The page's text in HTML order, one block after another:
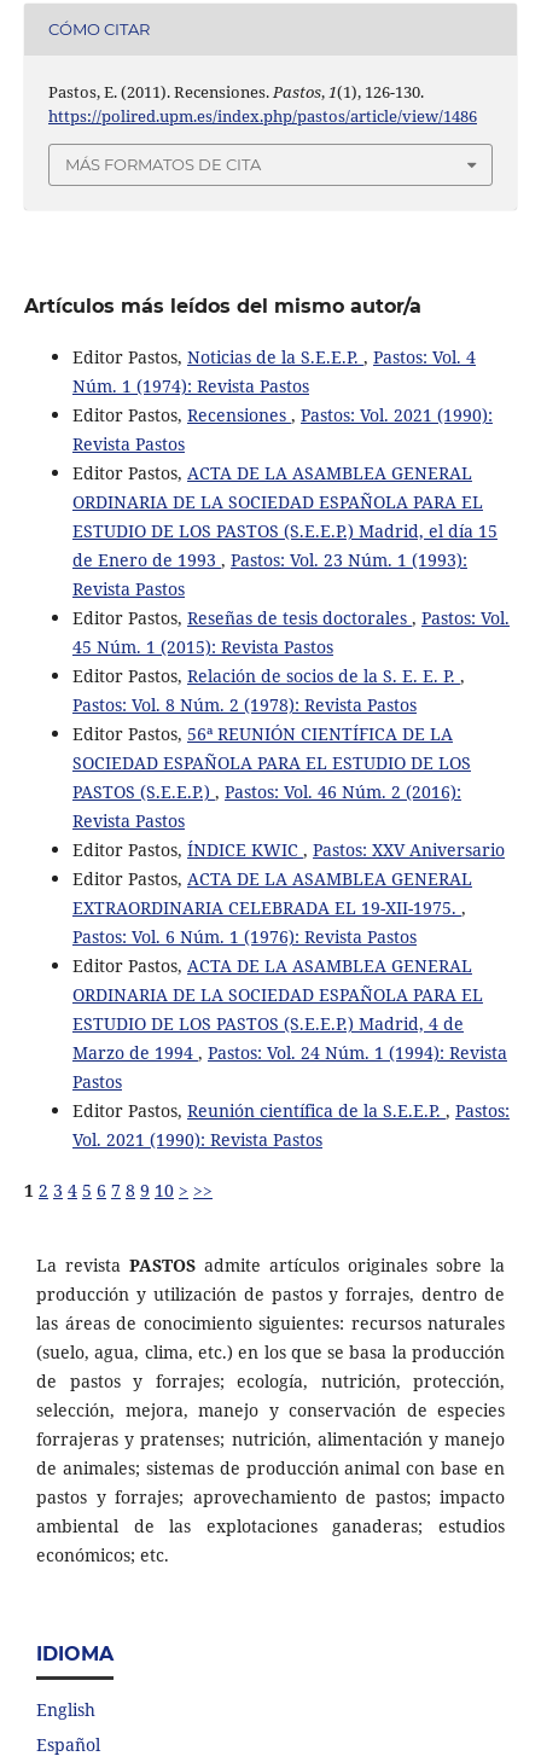
CÓMO CITAR
Pastos, E. (2011). Recensiones.Pastos,1(1), 126-130.
https://polired.upm.es/index.php/pastos/article/view/1486
MÁS FORMATOS DE CITA
Artículos más leídos del mismo autor/a
Editor Pastos, Noticias de la S.E.E.P. , Pastos: Vol. 4
Núm. 1 (1974): Revista Pastos
Editor Pastos, Recensiones , Pastos: Vol. 2021 (1990):
Revista Pastos
Editor Pastos, ACTA DE LA ASAMBLEA GENERAL
ORDINARIA DE LA SOCIEDAD ESPAÑOLA PARA EL
ESTUDIO DE LOS PASTOS (S.E.E.P.) Madrid, el día 15
de Enero de 1993 , Pastos: Vol. 23 Núm. 1 (1993):
Revista Pastos
Editor Pastos, Reseñas de tesis doctorales , Pastos: Vol.
45 Núm. 1 (2015): Revista Pastos
Editor Pastos, Relación de socios de la S. E. E. P. ,
Pastos: Vol. 8 Núm. 2 (1978): Revista Pastos
Editor Pastos, 56ª REUNIÓN CIENTÍFICA DE LA
SOCIEDAD ESPAÑOLA PARA EL ESTUDIO DE LOS
PASTOS (S.E.E.P.) , Pastos: Vol. 46 Núm. 2 (2016):
Revista Pastos
Editor Pastos, ÍNDICE KWIC , Pastos: XXV Aniversario
Editor Pastos, ACTA DE LA ASAMBLEA GENERAL
EXTRAORDINARIA CELEBRADA EL 19-XII-1975. ,
Pastos: Vol. 6 Núm. 1 (1976): Revista Pastos
Editor Pastos, ACTA DE LA ASAMBLEA GENERAL
ORDINARIA DE LA SOCIEDAD ESPAÑOLA PARA EL
ESTUDIO DE LOS PASTOS (S.E.E.P.) Madrid, 4 de
Marzo de 1994 , Pastos: Vol. 24 Núm. 1 (1994): Revista
Pastos
Editor Pastos, Reunión científica de la S.E.E.P. , Pastos:
Vol. 2021 (1990): Revista Pastos
1 2 3 4 5 6 7 8 9 10 > >>
La revista PASTOS admite artículos originales sobre la
producción y utilización de pastos y forrajes, dentro de
las áreas de conocimiento siguientes: recursos naturales
(suelo, agua, clima, etc.) en los que se basa la producción
de pastos y forrajes; ecología, nutrición, protección,
selección, mejora, manejo y conservación de especies
forrajeras y pratenses; nutrición, alimentación y manejo
de animales; sistemas de producción animal con base en
pastos y forrajes; aprovechamiento de pastos; impacto
ambiental de las explotaciones ganaderas; estudios
económicos; etc.
IDIOMA
English
Español